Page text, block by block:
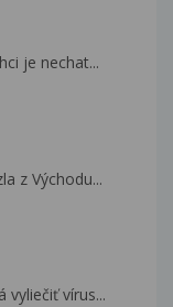
je nechat...
z Východu...
vyliečiť vírus...